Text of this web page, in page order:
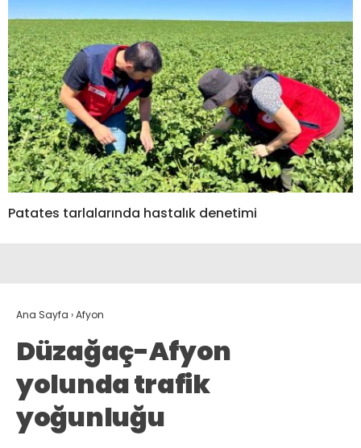
Patates tarlalarında hastalık denetimi
Ana Sayfa ›Afyon
Düzağaç-Afyon
yolunda trafik
yoğunluğu